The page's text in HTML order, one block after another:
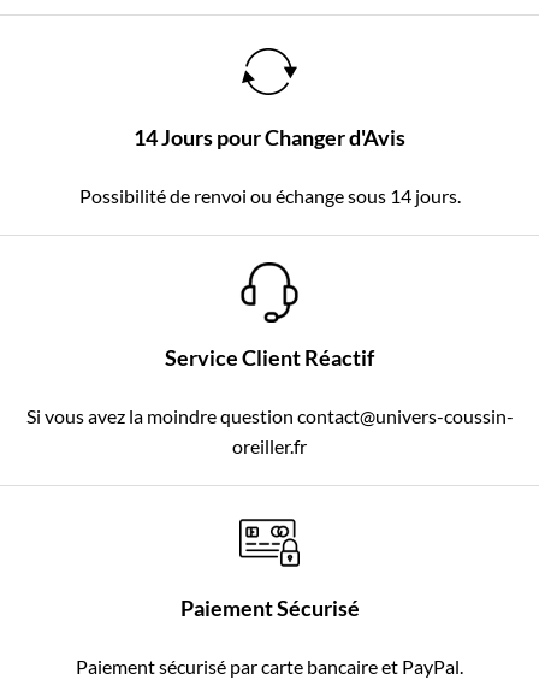
14 Jours pour Changer d'Avis
Possibilité de renvoi ou échange sous 14 jours.
Service Client Réactif
Si vous avez la moindre question contact@univers-coussin-
oreiller.fr
Paiement Sécurisé
Paiement sécurisé par carte bancaire et PayPal.